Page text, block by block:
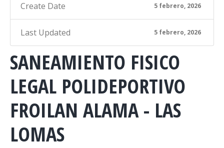
Create Date 5 febrero, 2026
Last Updated 5 febrero, 2026
SANEAMIENTO FISICO
LEGAL POLIDEPORTIVO
FROILAN ALAMA - LAS
LOMAS